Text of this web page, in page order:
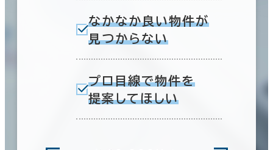
なかなか良い物件が
見つからない
プロ目線で物件を
提案してほしい